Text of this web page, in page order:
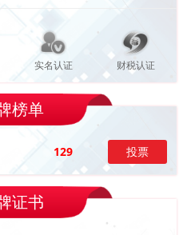
实名认证 财税认证
榜单
129 投票
证书